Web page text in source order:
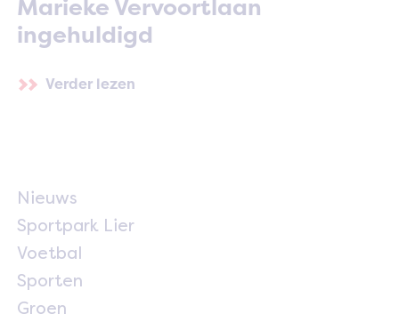
Marieke Vervoortlaan
ingehuldigd
Verder lezen
Nieuws
Sportpark Lier
Voetbal
Sporten
Groen